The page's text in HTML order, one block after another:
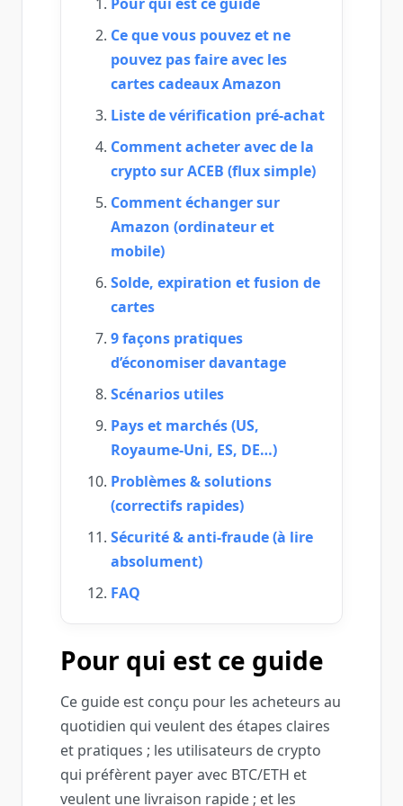
Ce que vous pouvez et ne
pouvez pas faire avec les
cartes cadeaux Amazon
Liste de vérification pré‑achat
Comment acheter avec de la
crypto sur ACEB (flux simple)
Comment échanger sur
Amazon (ordinateur et
mobile)
Solde, expiration et fusion de
cartes
9 façons pratiques
d’économiser davantage
Scénarios utiles
Pays et marchés (US,
Royaume‑Uni, ES, DE…)
Problèmes & solutions
(correctifs rapides)
Sécurité & anti‑fraude (à lire
absolument)
FAQ
Pour qui est ce guide
Ce guide est conçu pour les acheteurs au
quotidien qui veulent des étapes claires
et pratiques ; les utilisateurs de crypto
qui préfèrent payer avec BTC/ETH et
veulent une livraison rapide ; et les